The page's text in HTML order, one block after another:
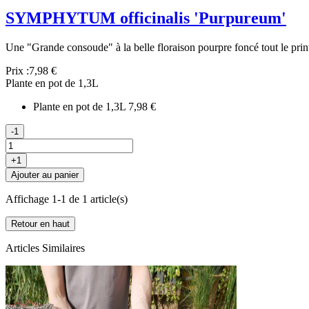
SYMPHYTUM officinalis 'Purpureum'
Une "Grande consoude" à la belle floraison pourpre foncé tout le
Prix :7,98 €
Plante en pot de 1,3L
Plante en pot de 1,3L 7,98 €
-1
+1
Ajouter au panier
Affichage 1-1 de 1 article(s)
Retour en haut
Articles Similaires